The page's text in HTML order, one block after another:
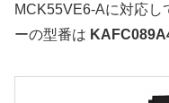
MCK55VE6-Aに対応し
ーの型番は